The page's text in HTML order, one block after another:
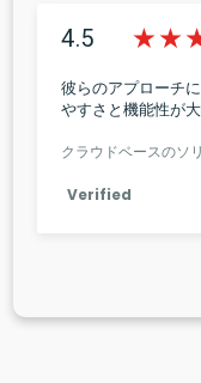
4.5
彼らのアプローチ
やすさと機能性が
クラウドベースのソ
Verified